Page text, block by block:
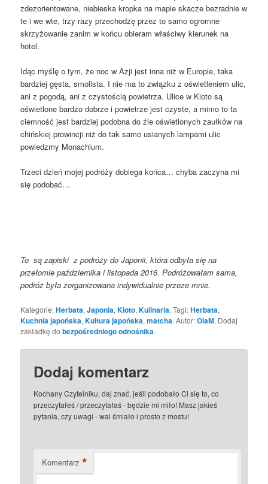
zdezorientowane, niebieska kropka na mapie skacze bezradnie w
te i we wte, trzy razy przechodzę przez to samo ogromne
skrzyżowanie zanim w końcu obieram właściwy kierunek na
hotel.
Idąc myślę o tym, że noc w Azji jest inna niż w Europie, taka
bardziej gęsta, smolista. I nie ma to związku z oświetleniem ulic,
ani z pogodą, ani z czystością powietrza. Ulice w Kioto są
oświetlone bardzo dobrze i powietrze jest czyste, a mimo to ta
ciemność jest bardziej podobna do źle oświetlonych zaułków na
chińskiej prowincji niż do tak samo usianych lampami ulic
powiedzmy Monachium.
Trzeci dzień mojej podróży dobiega końca… chyba zaczyna mi
się podobać…
To są zapiski z podróży do Japonii, która odbyła się na
przełomie października i listopada 2016. Podróżowałam sama,
podróż była zorganizowana indywidualnie przeze mnie.
Kategorie:Herbata,Japonia,Kioto,Kulinaria. Tagi:Herbata,
Kuchnia japońska,Kultura japońska,matcha. Autor:OlaM. Dodaj
zakładkę dobezpośredniego odnośnika.
Dodaj komentarz
Kochany Czytelniku, daj znać, jeśli podobało Ci się to, co
przeczytałeś / przeczytałaś - będzie mi miło! Masz jakieś
pytania, czy uwagi - wal śmiało i prosto z mostu!
Komentarz *